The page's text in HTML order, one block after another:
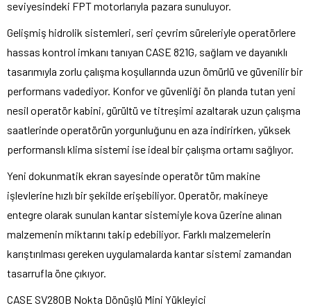
seviyesindeki FPT motorlarıyla pazara sunuluyor.
Gelişmiş hidrolik sistemleri, seri çevrim süreleriyle operatörlere
hassas kontrol imkanı tanıyan CASE 821G, sağlam ve dayanıklı
tasarımıyla zorlu çalışma koşullarında uzun ömürlü ve güvenilir bir
performans vadediyor. Konfor ve güvenliği ön planda tutan yeni
nesil operatör kabini, gürültü ve titreşimi azaltarak uzun çalışma
saatlerinde operatörün yorgunluğunu en aza indirirken, yüksek
performanslı klima sistemi ise ideal bir çalışma ortamı sağlıyor.
Yeni dokunmatik ekran sayesinde operatör tüm makine
işlevlerine hızlı bir şekilde erişebiliyor. Operatör, makineye
entegre olarak sunulan kantar sistemiyle kova üzerine alınan
malzemenin miktarını takip edebiliyor. Farklı malzemelerin
karıştırılması gereken uygulamalarda kantar sistemi zamandan
tasarrufla öne çıkıyor.
CASE SV280B Nokta Dönüşlü Mini Yükleyici